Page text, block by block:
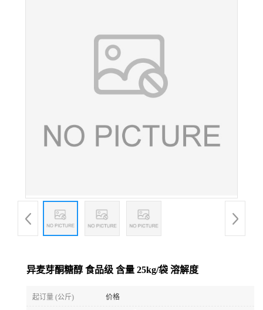
异麦芽酮糖醇 食品级 含量 25kg/袋 溶解度
起订量 (公斤) 价格